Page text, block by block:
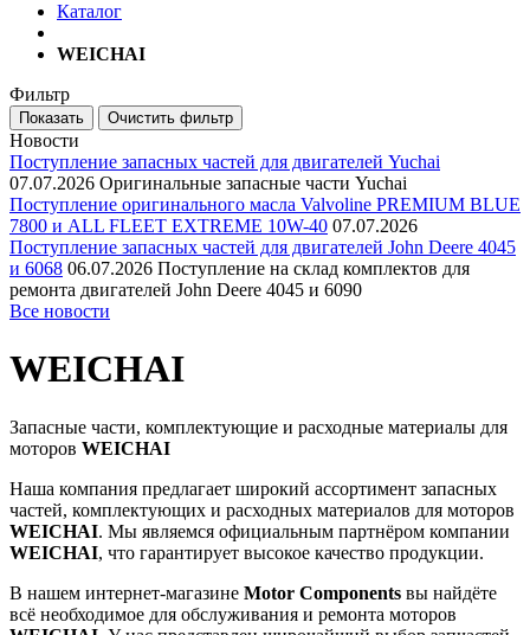
Каталог
WEICHAI
Фильтр
Новости
Поступление запасных частей для двигателей Yuchai
07.07.2026 Оригинальные запасные части Yuchai
Поступление оригинального масла Valvoline PREMIUM BLUE
7800 и ALL FLEET EXTREME 10W-40 07.07.2026
Поступление запасных частей для двигателей John Deere 4045
и 6068 06.07.2026 Поступление на склад комплектов для
ремонта двигателей John Deere 4045 и 6090
Все новости
WEICHAI
Запасные части, комплектующие и расходные материалы для
моторов WEICHAI
Наша компания предлагает широкий ассортимент запасных
частей, комплектующих и расходных материалов для моторов
WEICHAI. Мы являемся официальным партнёром компании
WEICHAI, что гарантирует высокое качество продукции.
В нашем интернет-магазине Motor Components вы найдёте
всё необходимое для обслуживания и ремонта моторов